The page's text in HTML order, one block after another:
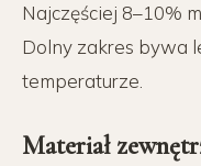
Najczęściej 8–10%
Dolny zakres bywa
temperaturze.
Materiał